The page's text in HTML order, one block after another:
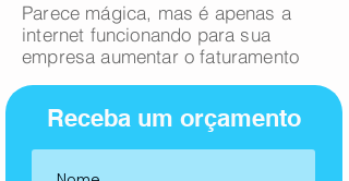
Parece mágica, mas é apenas a
internet funcionando para sua
empresa aumentar o faturamento
Receba um orçamento